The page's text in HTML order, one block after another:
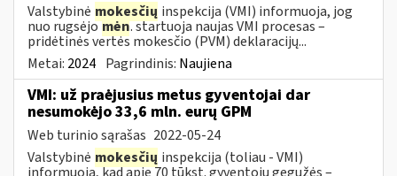
Valstybinė mokesčių inspekcija (VMI) informuoja, jog
nuo rugsėjomėn. startuoja naujas VMI procesas –
pridėtinės vertės mokesčio (PVM) deklaracijų...
Metai: 2024 Pagrindinis: Naujiena
VMI: už praėjusius metus gyventojai dar
nesumokėjo 33,6 mln. eurų GPM
Web turinio sąrašas 2022-05-24
Valstybinė mokesčių inspekcija (toliau - VMI)
informuoja, kad apie 70 tūkst. gyventojų gegužės –